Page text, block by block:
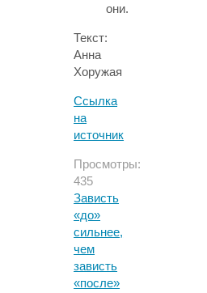
они.
Текст:
Анна
Хоружая
Ссылка
на
источник
Просмотры:
435
Зависть
«до»
сильнее,
чем
зависть
«после»